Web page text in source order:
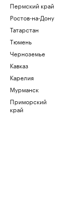
Пермский край
Ростов-на-Дону
Татарстан
Тюмень
Черноземье
Кавказ
Карелия
Мурманск
Приморский
край